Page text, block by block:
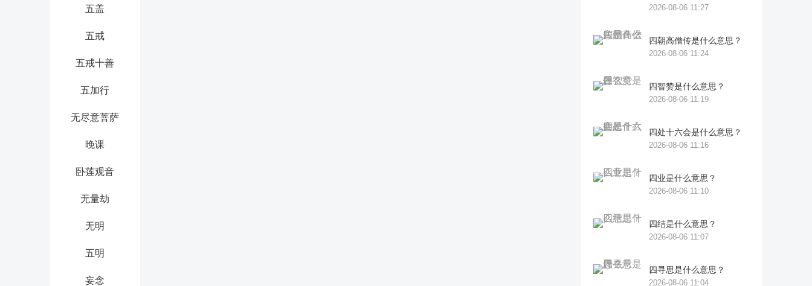
五盖
五戒
五戒十善
五加行
无尽意菩萨
晚课
卧莲观音
无量劫
无明
五明
妄念
2026-08-06 11:27
四朝高僧传是什么意思？
2026-08-06 11:24
四智赞是什么意思？
2026-08-06 11:19
四处十六会是什么意思？
2026-08-06 11:16
四业是什么意思？
2026-08-06 11:10
四结是什么意思？
2026-08-06 11:07
四寻思是什么意思？
2026-08-06 11:04